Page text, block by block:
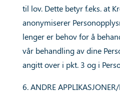
til lov. Dette betyr f.eks. at
anonymiserer
lenger er behov for å
vår behandling av dine
angitt over i pkt. 3 og i
6. ANDRE APPLIKASJONER/